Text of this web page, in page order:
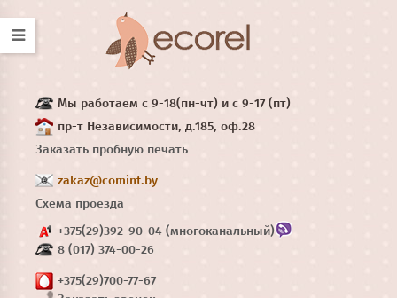
Мы работаем с 9-18(пн-чт) и с 9-17 (пт)
пр-т Независимости, д.185, оф.28
Заказать пробную печать
zakaz@comint.by
Схема проезда
+375(29)392-90-04 (многоканальный)
8 (017) 374-00-26
+375(29)700-77-67